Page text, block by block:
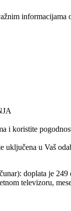
koristite
u Vaš
doplata je 249
televizoru,